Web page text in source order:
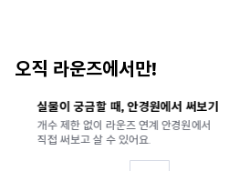
오직 라운즈에서만!
실물이 궁금할 때, 안경원에서 써보기
개수 제한 없이 라운즈 연계 안경원에서
직접 써보고 살 수 있어요.